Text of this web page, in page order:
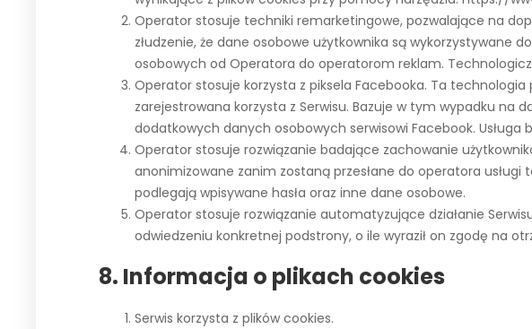
Operator stosuje techniki remarketingowe, pozwalające na
złudzenie, że dane osobowe użytkownika są wykorzystywane
osobowych od Operatora do operatorom reklam.
Operator stosuje korzysta z piksela Facebooka. Ta technologia
zarejestrowana korzysta z Serwisu. Bazuje w tym wypadku
dodatkowych danych osobowych serwisowi Facebook.
Operator stosuje rozwiązanie badające zachowanie
anonimizowane zanim zostaną przesłane do operatora
podlegają wpisywane hasła oraz inne dane osobowe.
Operator stosuje rozwiązanie automatyzujące działanie
odwiedzeniu konkretnej podstrony, o ile wyraził on zgodę na
8. Informacja o plikach cookies
Serwis korzysta z plików cookies.